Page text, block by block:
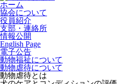
ホーム
協会について
役員紹介
支部・連絡所
情報公開
English Page
電子公告
動物福祉について
動物虐待について
動物虐待とは